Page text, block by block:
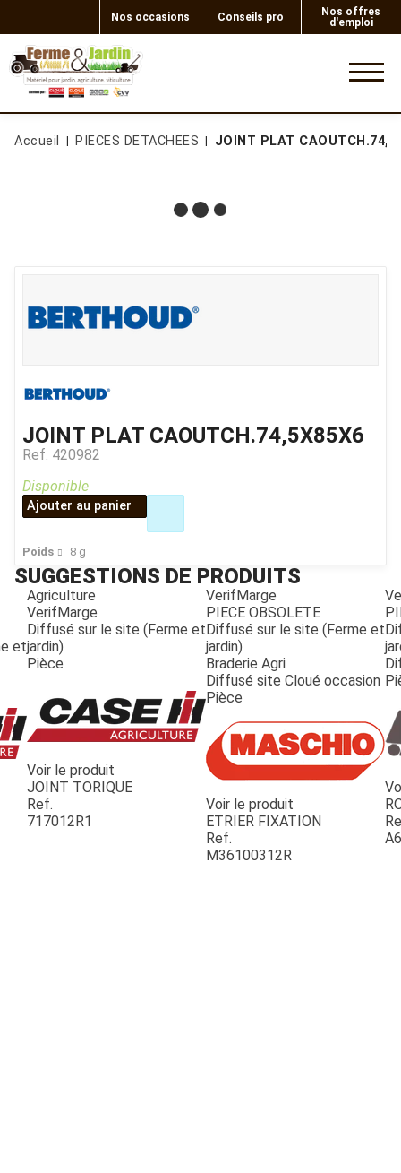
Nos occasions Conseils pro
Nos offres
d'emploi
JOUET
ESPACES VERTS
Accueil PIECES DETACHEES JOINT PLAT
JOINT PLAT CAOUTCH.74,5X85X6
Ref. 420982
Poids 8 g
Disponible
Ajouter au panier
SUGGESTIONS DE PRODUITS
et
Agriculture
VerifMarge
Diffusé sur le site (Ferme et
jardin)
Pièce
Voir le produit
JOINT TORIQUE
Ref.
717012R1
VerifMarge
PIECE OBSOLETE
Diffusé sur le site (Ferme et
jardin)
Braderie Agri
Diffusé site Cloué occasion
Pièce
Voir le produit
ETRIER FIXATION
Ref.
M36100312R